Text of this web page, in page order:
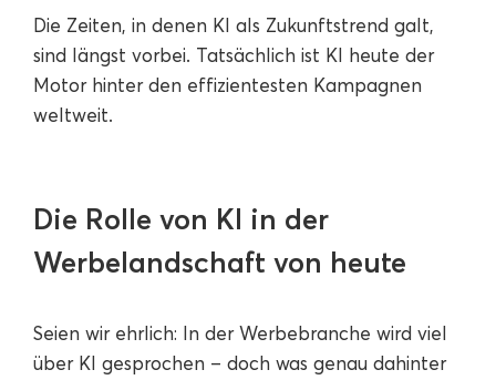
Die Zeiten, in denen KI als Zukunftstrend galt,
sind längst vorbei. Tatsächlich ist KI heute der
Motor hinter den effizientesten Kampagnen
weltweit.
Die Rolle von KI in der
Werbelandschaft von heute
Seien wir ehrlich: In der Werbebranche wird viel
über KI gesprochen – doch was genau dahinter